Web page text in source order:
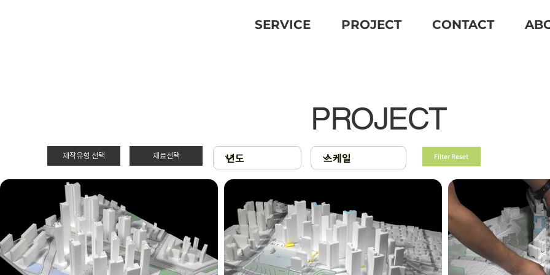
SERVICE PROJECT CONTACT
제작유형 선택 재료선택 Filter Reset
아크릴 & 3D 프
린팅
확대모형
제작유형선택
PT
현상
PROJECT